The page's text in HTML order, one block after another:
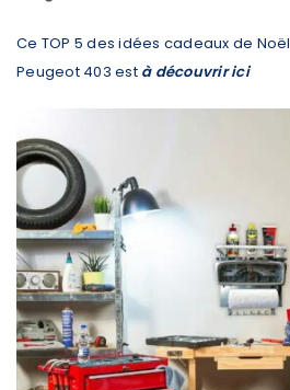
Ce TOP 5 des idées cadeaux de
Peugeot 403 està découvrir ici